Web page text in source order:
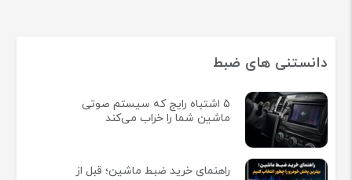
دانستنی های ضبط
5 اشتباه رایج که سیستم صوتی
ماشین شما را خراب می‌کند
راهنمای خرید ضبط ماشین؛ قبل از